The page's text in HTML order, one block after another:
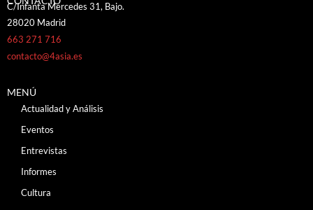
C/Infanta Mercedes 31, Bajo.
28020 Madrid
663 271 716
contacto@4asia.es
MENÚ
Actualidad y Análisis
Eventos
Entrevistas
Informes
Cultura